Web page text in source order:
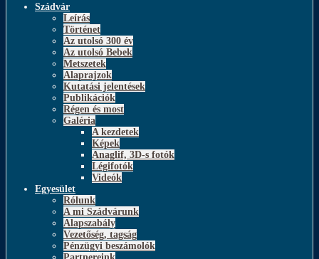
Szádvár
Leírás
Történet
Az utolsó 300 év
Az utolsó Bebek
Metszetek
Alaprajzok
Kutatási jelentések
Publikációk
Régen és most
Galéria
A kezdetek
Képek
Anaglif, 3D-s fotók
Légifotók
Videók
Egyesület
Rólunk
A mi Szádvárunk
Alapszabály
Vezetőség, tagság
Pénzügyi beszámolók